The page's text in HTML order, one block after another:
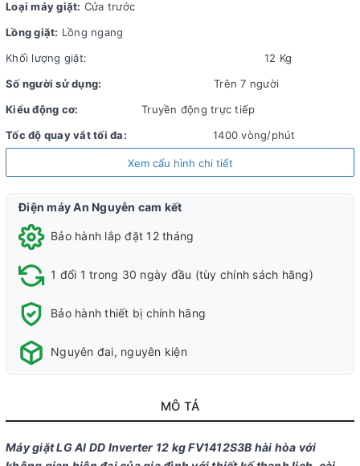
Loại máy giặt: Cửa trước
Lồng giặt: Lồng ngang
Khối lượng giặt:
12 Kg
Số người sử dụng:
Trên 7 người
Kiểu động cơ:
Truyền động trực tiếp
Tốc độ quay vắt tối đa:
1400 vòng/phút
Thép không gỉ
Chất liệu cửa máy:
Sản xuất tại:
Năm ra mắt:
Thời gian bảo hành động cơ:
Mức tiêu thụ điện năng
Hiệu suất sử dụng điện:
Xem cấu hình chi tiết
Điện máy An Nguyễn cam kết
Bảo hành lắp đặt 12 tháng
1 đổi 1 trong 30 ngày đầu (tùy chính sách hãng)
Bảo hành thiết bị chính hãng
Nguyên đai, nguyên kiện
MÔ TẢ
Máy giặt LG AI DD Inverter 12 kg FV1412S3B hài hòa với